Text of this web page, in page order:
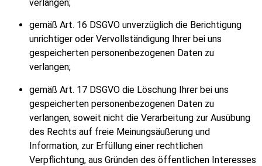
verlangen;
gemäß Art. 16 DSGVO unverzüglich die Berichtigung
unrichtiger oder Vervollständigung Ihrer bei uns
gespeicherten personenbezogenen Daten zu
verlangen;
gemäß Art. 17 DSGVO die Löschung Ihrer bei uns
gespeicherten personenbezogenen Daten zu
verlangen, soweit nicht die Verarbeitung zur Ausübung
des Rechts auf freie Meinungsäußerung und
Information, zur Erfüllung einer rechtlichen
Verpflichtung, aus Gründen des öffentlichen Interesses